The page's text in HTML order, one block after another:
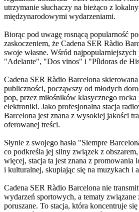
utrzymanie słuchaczy na bieżąco z
międzynarodowymi wydarzeniami.
Biorąc pod uwagę rosnącą popularność
zaskoczeniem, że Cadena SER Ràdio
swoje własne. Wśród
"Adelante", "Dos vinos" i "Píldoras de
Cadena SER Ràdio Barcelona
publiczności, począwszy od młodych
pop, przez miłośników klasycznego
elektroniki. Jako profesjonalna stacja
Barcelona jest znana z wysokiej jakości
oferowanej treści.
Słynie z swojego hasła "Siempre
co podkreśla jej silny związek z
więcej, stacja ta jest znana z promowania
i kulturalnej, skupiając się na muzykach i
Cadena SER Ràdio Barcelona nie
wydarzeń sportowych, a tematy
poruszane. To stacja, która koncentruje